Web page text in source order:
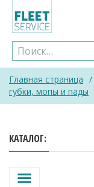
content
Главная страница /
губки, мопы и пады
КАТАЛОГ